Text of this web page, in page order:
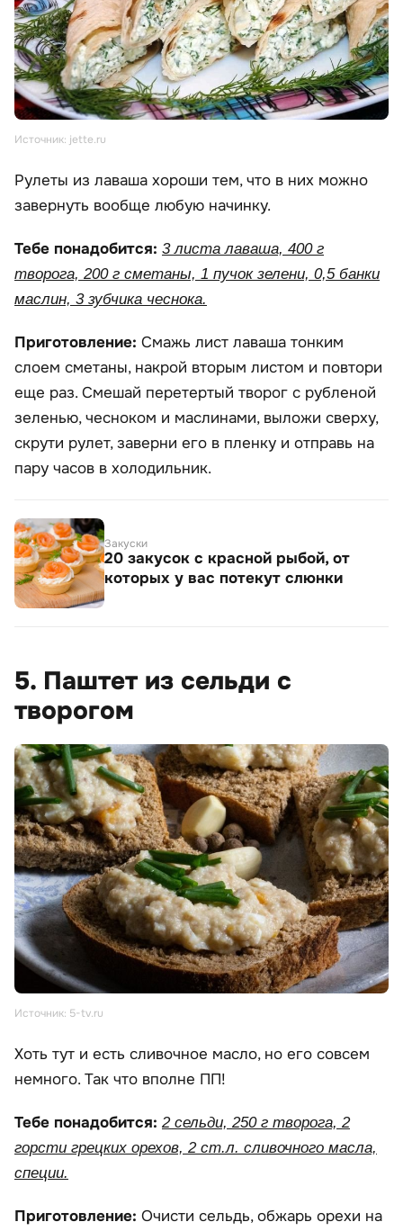
Источник: jette.ru
Рулеты из лаваша хороши тем, что в них можно
завернуть вообще любую начинку.
Тебе понадобится: 3 листа лаваша, 400 г
творога, 200 г сметаны, 1 пучок зелени, 0,5 банки
маслин, 3 зубчика чеснока.
Приготовление: Смажь лист лаваша тонким
слоем сметаны, накрой вторым листом и повтори
еще раз. Смешай перетертый творог с рубленой
зеленью, чесноком и маслинами, выложи сверху,
скрути рулет, заверни его в пленку и отправь на
пару часов в холодильник.
Закуски
20 закусок с красной рыбой, от
которых у вас потекут слюнки
5. Паштет из сельди с
творогом
Источник: 5-tv.ru
Хоть тут и есть сливочное масло, но его совсем
немного. Так что вполне ПП!
Тебе понадобится: 2 сельди, 250 г творога, 2
горсти грецких орехов, 2 ст.л. сливочного масла,
специи.
Приготовление: Очисти сельдь, обжарь орехи на